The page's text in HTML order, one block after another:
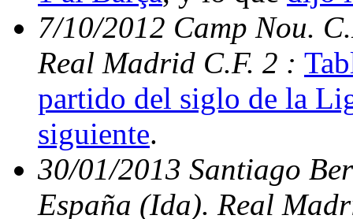
7/10/2012 Camp Nou.
Real Madrid C.F. 2 :
partido del siglo de la
siguiente.
30/01/2013 Santiago
España (Ida). Real